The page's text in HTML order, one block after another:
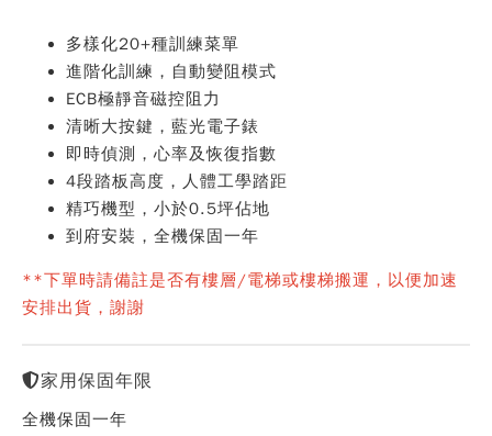
多樣化20+種訓練菜單
進階化訓練，自動變阻模式
ECB極靜音磁控阻力
清晰大按鍵，藍光電子錶
即時偵測，心率及恢復指數
4段踏板高度，人體工學踏距
精巧機型，小於0.5坪佔地
到府安裝，全機保固一年
**下單時請備註是否有樓層/電梯或樓梯搬運，以便加速
安排出貨，謝謝
家用保固年限
全機保固一年